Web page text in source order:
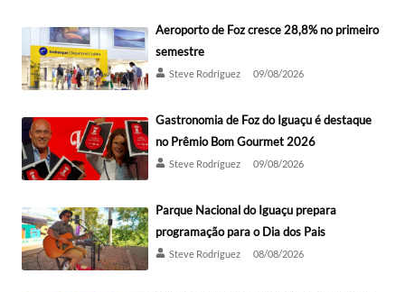
Aeroporto de Foz cresce 28,8% no primeiro
semestre
Steve Rodríguez 09/08/2026
Gastronomia de Foz do Iguaçu é destaque
no Prêmio Bom Gourmet 2026
Steve Rodríguez 09/08/2026
Parque Nacional do Iguaçu prepara
programação para o Dia dos Pais
Steve Rodríguez 08/08/2026